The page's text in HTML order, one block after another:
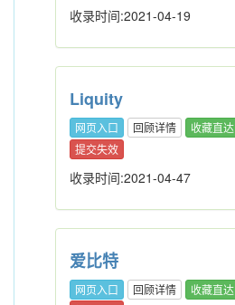
收录时间:2021-04-19
Liquity
网页入口 回顾详情
收藏直达
提交失效
收录时间:2021-04-47
爱比特
网页入口 回顾详情
收藏直达